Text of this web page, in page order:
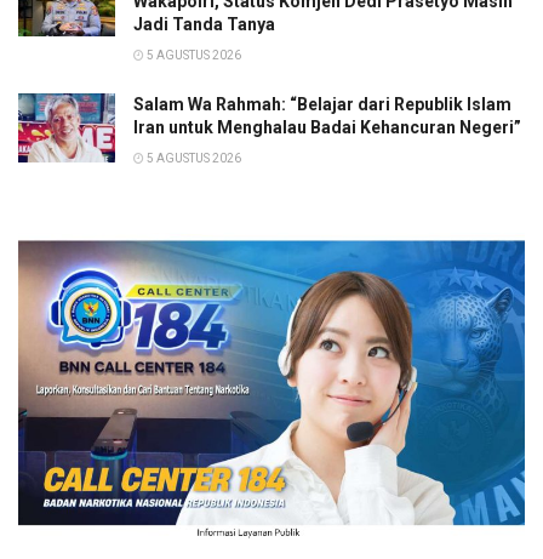
Jadi Tanda Tanya
5 AGUSTUS 2026
Salam Wa Rahmah: “Belajar dari Republik Islam
Iran untuk Menghalau Badai Kehancuran Negeri”
5 AGUSTUS 2026